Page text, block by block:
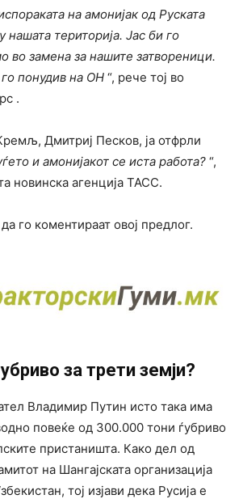
на амонијак од Руската
нашата територија. Јас би го
во замена за нашите затвореници.
понудив на ОН “, рече тој во
.
Дмитриј Песков, ја отфрли
и амонијакот се иста работа? “,
новинска агенција ТАСС.
го коментираат овој предлог.
за трети земји?
Владимир Путин исто така има
повеќе од 300.000 тони ѓубриво
пристаништа. Како дел од
на Шангајската организација
тој изјави дека Русија е